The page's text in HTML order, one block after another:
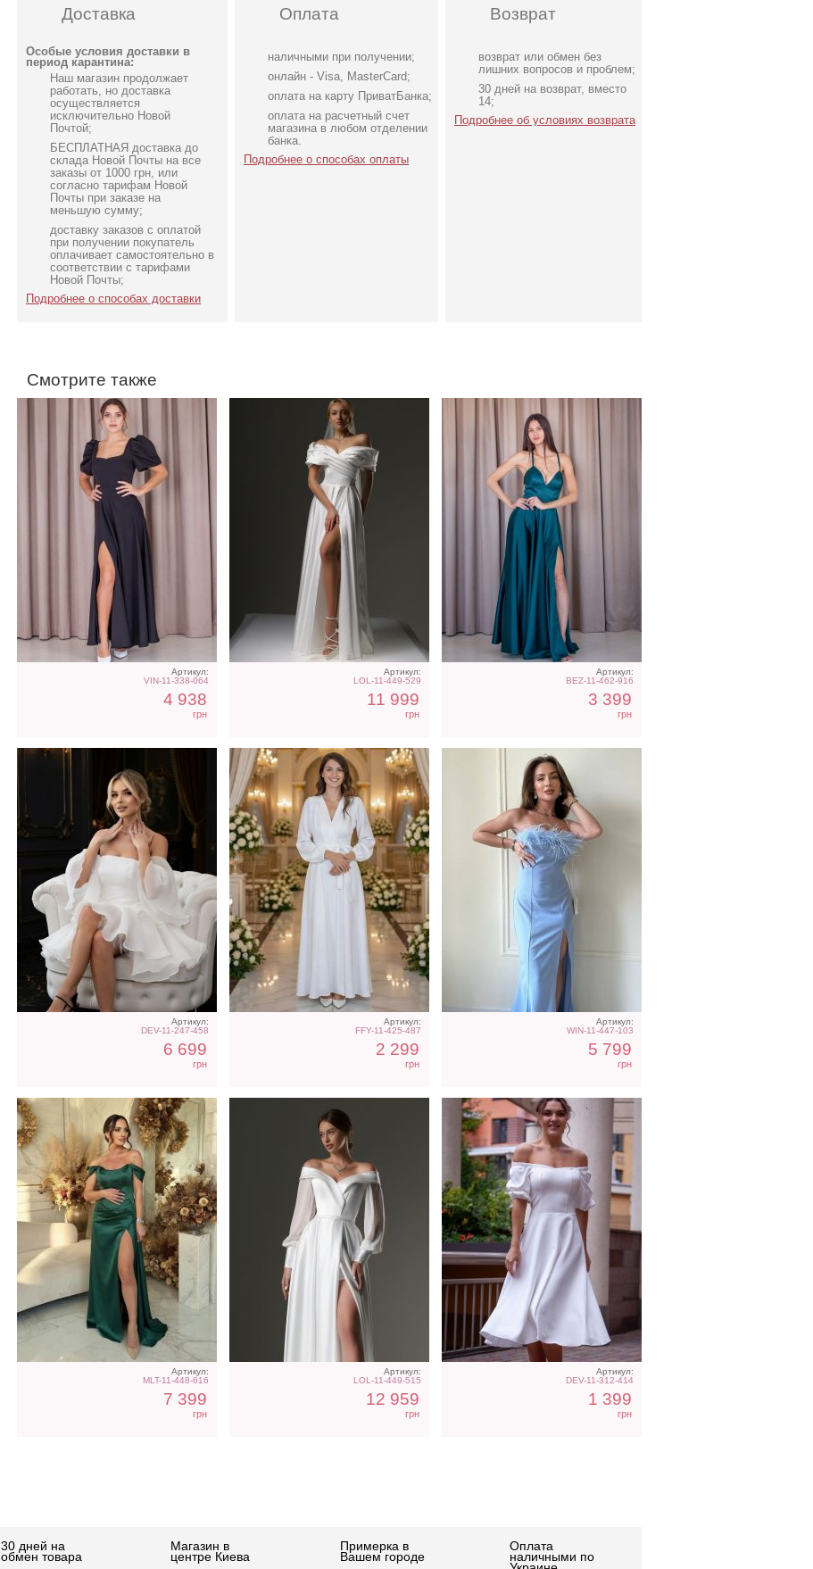
Доставка
Особые условия доставки в
период карантина:
Наш магазин продолжает
работать, но доставка
осуществляется
исключительно Новой
Почтой;
БЕСПЛАТНАЯ доставка до
склада Новой Почты на все
заказы от 1000 грн, или
согласно тарифам Новой
Почты при заказе на
меньшую сумму;
доставку заказов с оплатой
при получении покупатель
оплачивает самостоятельно в
соответствии с тарифами
Новой Почты;
Подробнее о способах доставки
Оплата
наличными при получении;
онлайн - Visa, MasterCard;
оплата на карту ПриватБанка;
оплата на расчетный счет
магазина в любом отделении
банка.
Подробнее о способах оплаты
Возврат
возврат или обмен без
лишних вопросов и проблем;
30 дней на возврат, вместо
14;
Подробнее об условиях возврата
Смотрите также
Элегантное длинное
черное платье с рукавами
фонариками
Артикул:
VIN-11-338-064
4 938
грн
Артикул:
LOL-11-449-529
11 999
грн
Артикул:
BEZ-11-462-916
3 399
грн
Фатиновое короткое белое
платье с открытыми
плечами
Артикул:
DEV-11-247-458
6 699
грн
Длинное белое вечернее
платье на запах для
невесты
Артикул:
FFY-11-425-487
2 299
грн
Голубое нарядное
облегающее платье в пол
Артикул:
WIN-11-447-103
5 799
грн
Вечернее нарядное
корсетное платье зеленого
цвета
Артикул:
MLT-11-448-616
7 399
грн
Свадебное длинное
атласное платье с
корсетом и рукавом
Артикул:
LOL-11-449-515
12 959
грн
Коктейльное классическое
белое платье миди длины
Артикул:
DEV-11-312-414
1 399
грн
30 дней на
обмен товара
Магазин в
центре Киева
Примерка в
Вашем городе
Оплата
наличными по